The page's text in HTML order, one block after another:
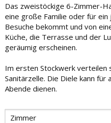
Das zweistöckige 6-Zimmer-
eine große Familie oder für
Besuche bekommt und von
Küche, die Terrasse und der
geräumig erscheinen.
Im ersten Stockwerk verteilen
Sanitärzelle. Die Diele kann für
Abende dienen.
Zimmer